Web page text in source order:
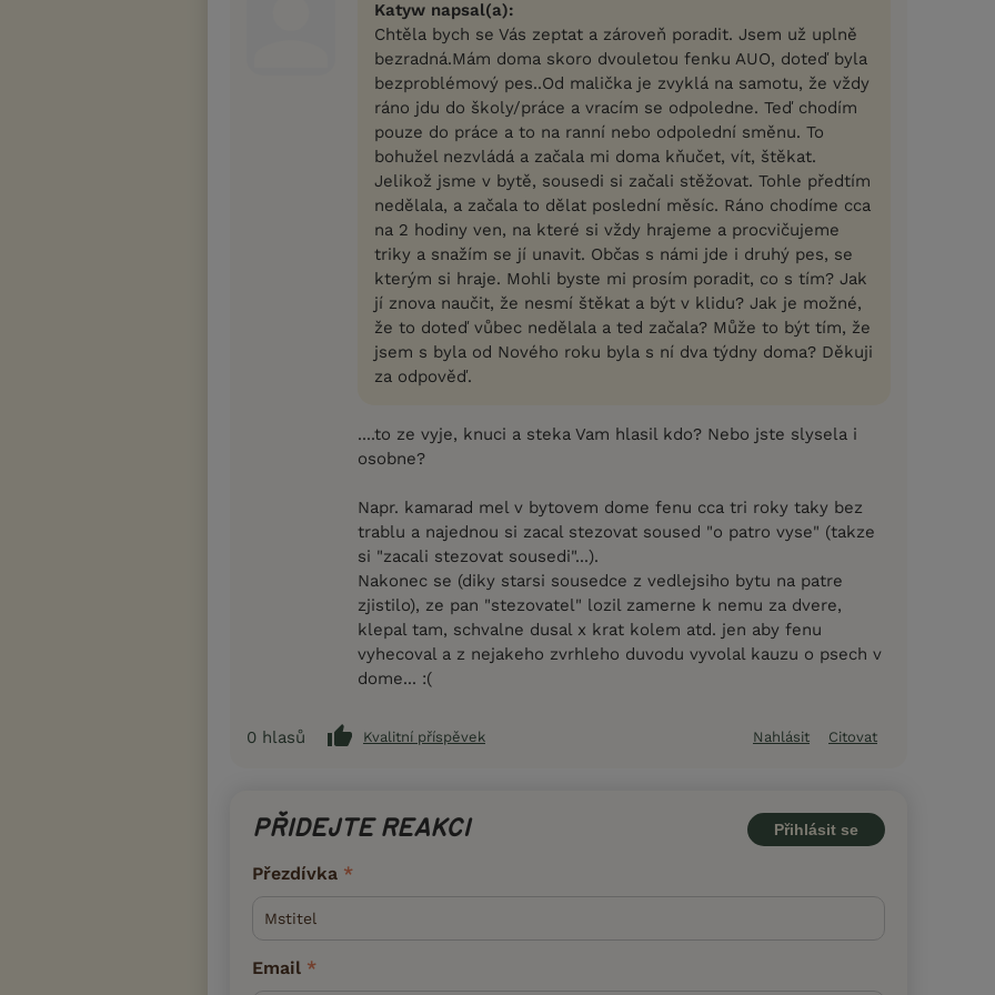
Katyw napsal(a):
Chtěla bych se Vás zeptat a zároveň poradit. Jsem už uplně
bezradná.Mám doma skoro dvouletou fenku AUO, doteď byla
bezproblémový pes..Od malička je zvyklá na samotu, že vždy
ráno jdu do školy/práce a vracím se odpoledne. Teď chodím
pouze do práce a to na ranní nebo odpolední směnu. To
bohužel nezvládá a začala mi doma kňučet, vít, štěkat.
Jelikož jsme v bytě, sousedi si začali stěžovat. Tohle předtím
nedělala, a začala to dělat poslední měsíc. Ráno chodíme cca
na 2 hodiny ven, na které si vždy hrajeme a procvičujeme
triky a snažím se jí unavit. Občas s námi jde i druhý pes, se
kterým si hraje. Mohli byste mi prosím poradit, co s tím? Jak
jí znova naučit, že nesmí štěkat a být v klidu? Jak je možné,
že to doteď vůbec nedělala a ted začala? Může to být tím, že
jsem s byla od Nového roku byla s ní dva týdny doma? Děkuji
za odpověď.
....to ze vyje, knuci a steka Vam hlasil kdo? Nebo jste slysela i
osobne?
Napr. kamarad mel v bytovem dome fenu cca tri roky taky bez
trablu a najednou si zacal stezovat soused "o patro vyse" (takze
si "zacali stezovat sousedi"...).
Nakonec se (diky starsi sousedce z vedlejsiho bytu na patre
zjistilo), ze pan "stezovatel" lozil zamerne k nemu za dvere,
klepal tam, schvalne dusal x krat kolem atd. jen aby fenu
vyhecoval a z nejakeho zvrhleho duvodu vyvolal kauzu o psech v
dome... :(
0 hlasů Kvalitní příspěvek Nahlásit Citovat
PŘIDEJTE REAKCI Přihlásit se
Přezdívka
Email